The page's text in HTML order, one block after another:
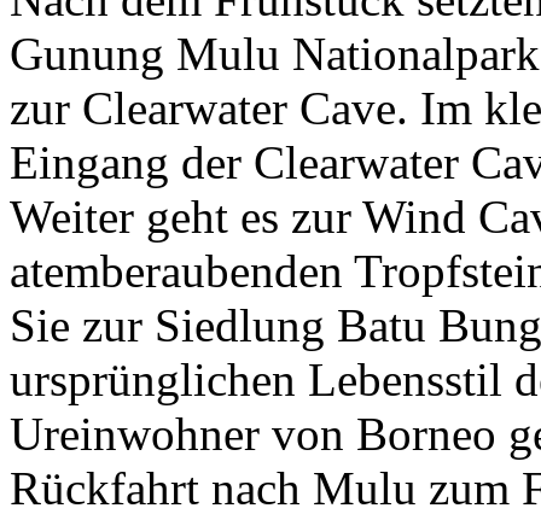
Gunung Mulu
zur Clearwater Cave. Im
Eingang der Clearwater
Weiter geht es zur Wind
atemberaubenden
Sie zur Siedlung Batu
ursprünglichen Lebensstil
Ureinwohner von Borneo
Rückfahrt nach Mulu zum